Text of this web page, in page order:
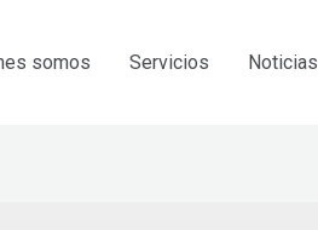
somos Servicios Noticias